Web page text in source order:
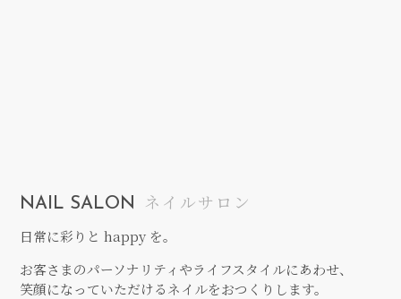
NAIL SALON ネイルサロン
日常に彩りと happy を。
お客さまのパーソナリティやライフスタイルにあわせ、
笑顔になっていただけるネイルをおつくりします。